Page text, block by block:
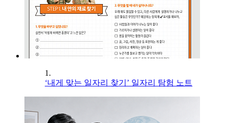
1.
‘내게 맞는 일자리 찾기’ 일자리 탐험 노트